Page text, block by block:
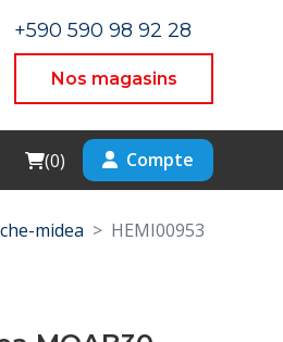
+590 590 98 92 28
Nos magasins
Cart
(0) Compte
midea HEMI00953